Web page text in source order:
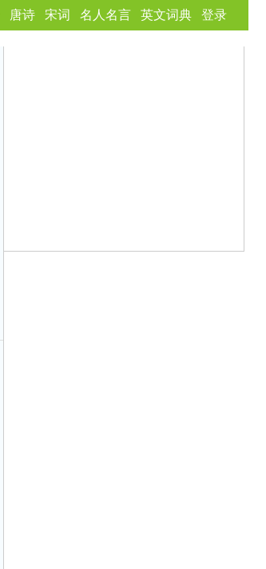
唐诗 宋词 名人名言 英文词典 登录